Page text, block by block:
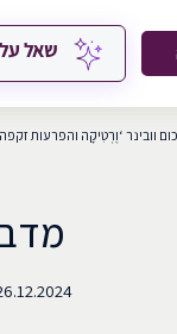
שאל
וובינר ‘וֶרְטִיקָה והפרעות
-